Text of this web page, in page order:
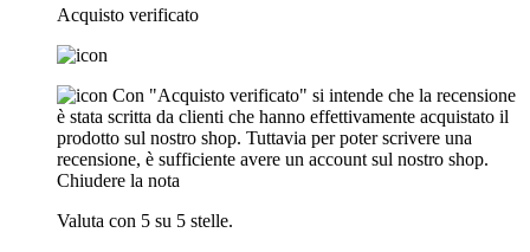
Acquisto verificato
Con "Acquisto verificato" si intende che la recensione
è stata scritta da clienti che hanno effettivamente acquistato il
prodotto sul nostro shop. Tuttavia per poter scrivere una
recensione, è sufficiente avere un account sul nostro shop.
Chiudere la nota
Valuta con 5 su 5 stelle.